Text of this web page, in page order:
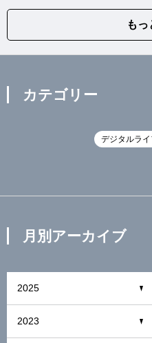
もっ
カテゴリー
デジタルライ
月別アーカイブ
2025
2023